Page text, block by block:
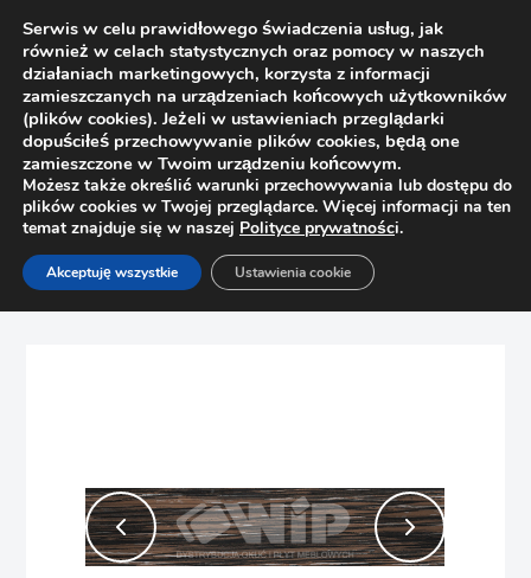
Strona główna Sklep
Obrzeża
Obrzeże meblowe ABS Rehau 1584W Wenge Mali H3058
Serwis w celu prawidłowego świadczenia usług, jak
również w celach statystycznych oraz pomocy w naszych
działaniach marketingowych, korzysta z informacji
zamieszczanych na urządzeniach końcowych użytkowników
(plików cookies). Jeżeli w ustawieniach przeglądarki
dopuściłeś przechowywanie plików cookies, będą one
zamieszczone w Twoim urządzeniu końcowym.
Możesz także określić warunki przechowywania lub dostępu do
plików cookies w Twojej przeglądarce. Więcej informacji na ten
temat znajduje się w naszej Polityce prywatności.
Akceptuję wszystkie Ustawienia cookie